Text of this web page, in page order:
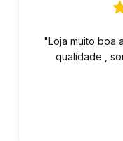
"Loja muito boa
qualidade ,